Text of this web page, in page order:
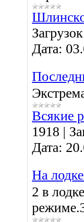
Дата:
Всякие
1918 |
Дата:
На
2 в